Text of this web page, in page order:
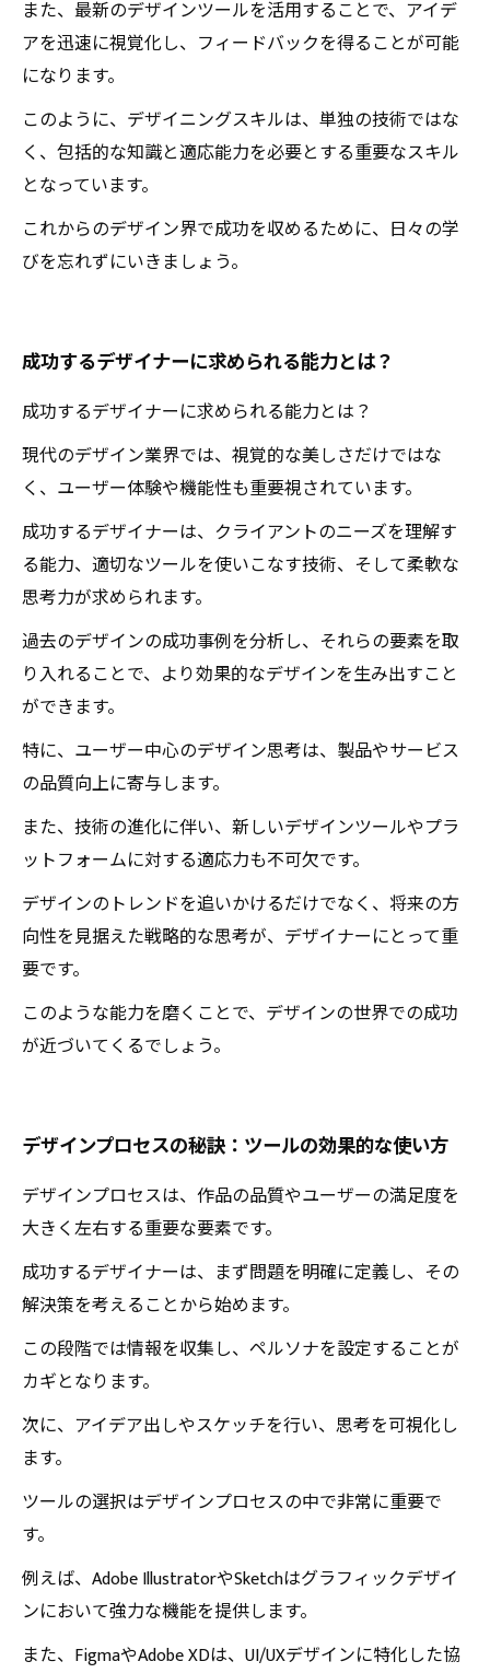
また、最新のデザインツールを活用することで、アイデ
アを迅速に視覚化し、フィードバックを得ることが可能
になります。
このように、デザイニングスキルは、単独の技術ではな
く、包括的な知識と適応能力を必要とする重要なスキル
となっています。
これからのデザイン界で成功を収めるために、日々の学
びを忘れずにいきましょう。
成功するデザイナーに求められる能力とは？
成功するデザイナーに求められる能力とは？
現代のデザイン業界では、視覚的な美しさだけではな
く、ユーザー体験や機能性も重要視されています。
成功するデザイナーは、クライアントのニーズを理解す
る能力、適切なツールを使いこなす技術、そして柔軟な
思考力が求められます。
過去のデザインの成功事例を分析し、それらの要素を取
り入れることで、より効果的なデザインを生み出すこと
ができます。
特に、ユーザー中心のデザイン思考は、製品やサービス
の品質向上に寄与します。
また、技術の進化に伴い、新しいデザインツールやプラ
ットフォームに対する適応力も不可欠です。
デザインのトレンドを追いかけるだけでなく、将来の方
向性を見据えた戦略的な思考が、デザイナーにとって重
要です。
このような能力を磨くことで、デザインの世界での成功
が近づいてくるでしょう。
デザインプロセスの秘訣：ツールの効果的な使い方
デザインプロセスは、作品の品質やユーザーの満足度を
大きく左右する重要な要素です。
成功するデザイナーは、まず問題を明確に定義し、その
解決策を考えることから始めます。
この段階では情報を収集し、ペルソナを設定することが
カギとなります。
次に、アイデア出しやスケッチを行い、思考を可視化し
ます。
ツールの選択はデザインプロセスの中で非常に重要で
す。
例えば、Adobe IllustratorやSketchはグラフィックデザイ
ンにおいて強力な機能を提供します。
また、FigmaやAdobe XDは、UI/UXデザインに特化した協